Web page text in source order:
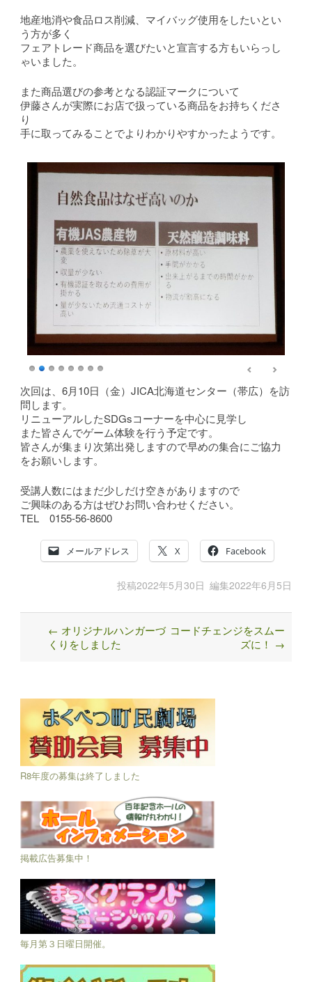
地産地消や食品ロス削減、マイバッグ使用をしたいとい
う方が多く
フェアトレード商品を選びたいと宣言する方もいらっし
ゃいました。
また商品選びの参考となる認証マークについて
伊藤さんが実際にお店で扱っている商品をお持ちくださ
り
手に取ってみることでよりわかりやすかったようです。
次回は、6月10日（金）JICA北海道センター（帯広）を訪
問します。
リニューアルしたSDGsコーナーを中心に見学し
また皆さんでゲーム体験を行う予定です。
皆さんが集まり次第出発しますので早めの集合にご協力
をお願いします。
受講人数にはまだ少しだけ空きがありますので
ご興味のある方はぜひお問い合わせください。
TEL 0155-56-8600
メールアドレス X Facebook
投稿2022年5月30日 編集2022年6月5日
Post
navigation
← オリジナルハンガーづ
くりをしました
コードチェンジをスムー
ズに！ →
R8年度の募集は終了しました
掲載広告募集中！
毎月第３日曜日開催。